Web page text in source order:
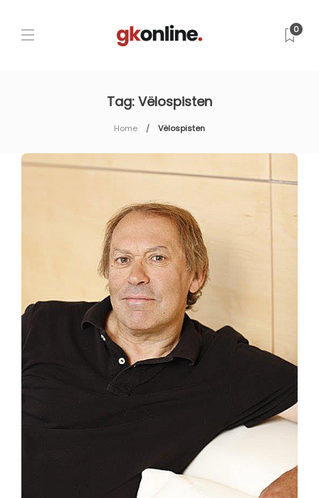
0
Tag: Vëlospisten
Home Vëlospisten